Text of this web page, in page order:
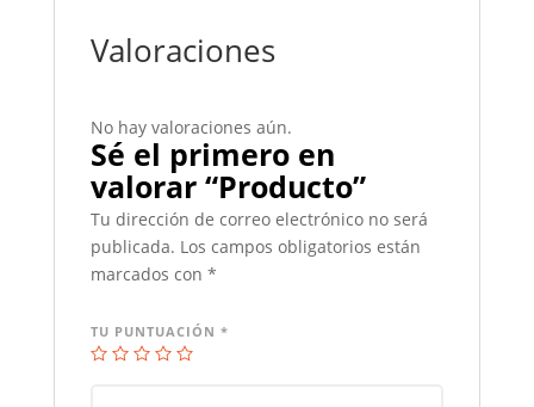
Valoraciones
No hay valoraciones aún.
Sé el primero en
valorar “Producto”
Tu dirección de correo electrónico no será
publicada. Los campos obligatorios están
marcados con *
TU PUNTUACIÓN *